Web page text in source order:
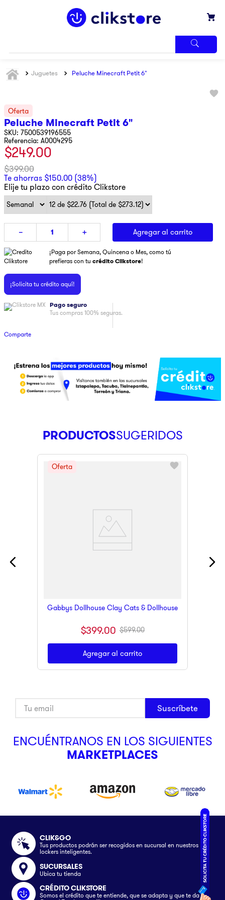
Juguetes Peluche Minecraft Petit 6"
Peluche Minecraft Petit 6"
7500539196555
Referencia: A0004295
$249.00
$399.00
Te ahorras $150.00 (38%)
Elije tu plazo con crédito Clikstore
＋
－ Agregar al carrito
¡Paga por Semana, Quincena o Mes, como tú
prefieras con tu crédito Clikstore!
¡Solicita tu crédito aquí!
Pago seguro
Tus compras 100% seguras.
Comparte
PRODUCTOS
Gabbys Dollhouse Clay Cats & Dollhouse
$399.00 $599.00
Agregar al carrito
Suscríbete
ENCUÉNTRANOS EN LOS SIGUIENTES
MARKETPLACES
CLIK&GO
Tus productos podrán ser recogidos en sucursal en nuestros
lockers inteligentes.
SUCURSALES
Ubica tu tienda
CRÉDITO CLIKSTORE
Somos el crédito que te entiende, que se adapta y que te da el
MÁS
2.
3.
samsung
4.
pantalla
5.
6.
xbox
7.
ninja
10.